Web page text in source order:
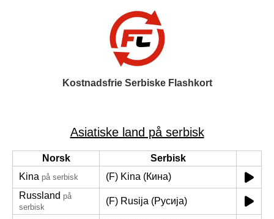
Kostnadsfrie Serbiske Flashkort
Asiatiske land på serbisk
Norsk
Serbisk
Kina på serbisk
(F) Kina (Кина)
Russland på
serbisk
(F) Rusija (Русија)